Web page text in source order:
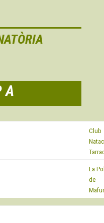
A
Club
La
de